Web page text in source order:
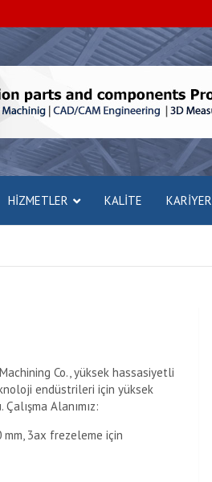
HİZMETLER KALITE KARIYER
Co., yüksek hassasiyetli
endüstrileri için yüksek
Alanımız:
3ax frezeleme için